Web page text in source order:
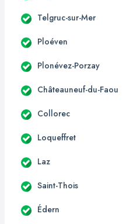
Telgruc-sur-Mer
Ploéven
Plonévez-Porzay
Châteauneuf-du-Faou
Collorec
Loqueffret
Laz
Saint-Thois
Édern